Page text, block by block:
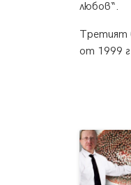
любов“.
Третият
от 1999